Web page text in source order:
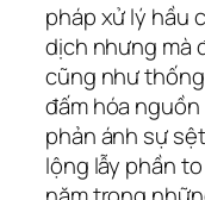
pháp xử lý hầu
dịch nhưng mà
cũng như
đấm hóa
phản ánh sự
lộng lẫy phần